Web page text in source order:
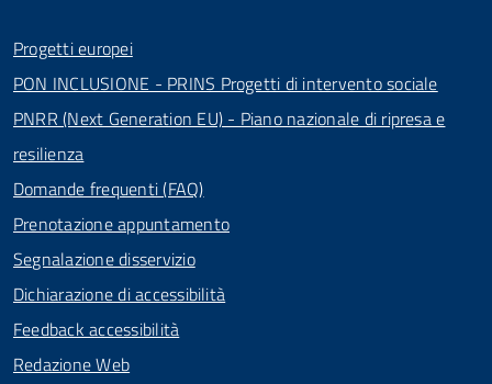
Progetti europei
PON INCLUSIONE - PRINS Progetti di intervento sociale
PNRR (Next Generation EU) - Piano nazionale di ripresa e
resilienza
Domande frequenti (FAQ)
Prenotazione appuntamento
Segnalazione disservizio
Dichiarazione di accessibilità
Feedback accessibilità
Redazione Web